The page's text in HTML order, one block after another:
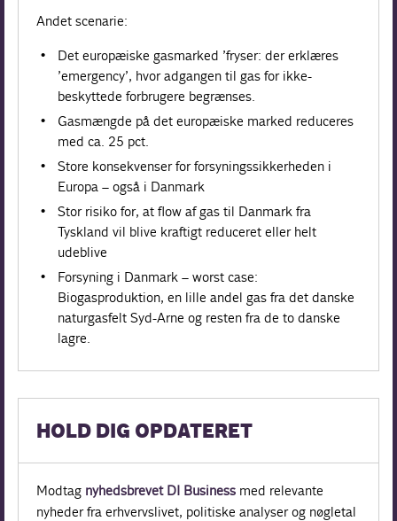
Andet scenarie:
Det europæiske gasmarked ’fryser: der erklæres
’emergency’, hvor adgangen til gas for ikke-
beskyttede forbrugere begrænses.
Gasmængde på det europæiske marked reduceres
med ca. 25 pct.
Store konsekvenser for forsyningssikkerheden i
Europa – også i Danmark
Stor risiko for, at flow af gas til Danmark fra
Tyskland vil blive kraftigt reduceret eller helt
udeblive
Forsyning i Danmark – worst case:
Biogasproduktion, en lille andel gas fra det danske
naturgasfelt Syd-Arne og resten fra de to danske
lagre.
HOLD DIG OPDATERET
Modtag nyhedsbrevet DI Business med relevante
nyheder fra erhvervslivet, politiske analyser og nøgletal